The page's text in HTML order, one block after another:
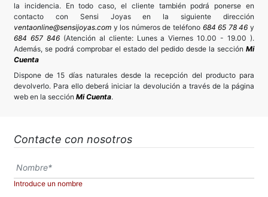
la incidencia. En todo caso, el cliente también podrá ponerse en
contacto con Sensi Joyas en la siguiente dirección
ventaonline@sensijoyas.com y los números de teléfono 684 65 78 46 y
684 657 846(Atención al cliente: Lunes a Viernes 10.00 - 19.00 ).
Además, se podrá comprobar el estado del pedido desde la sección Mi
Cuenta
Dispone de 15 días naturales desde la recepción del producto para
devolverlo. Para ello deberá iniciar la devolución a través de la página
web en la sección Mi Cuenta.
Contacte con nosotros
Introduce un nombre